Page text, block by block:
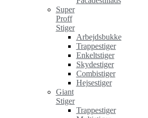
Super
Proff
Stiger
Arbejdsbukke
Trappestiger
Enkeltstiger
Skydestiger
Combistiger
Hejsestiger
Giant
Stiger
Trappestiger